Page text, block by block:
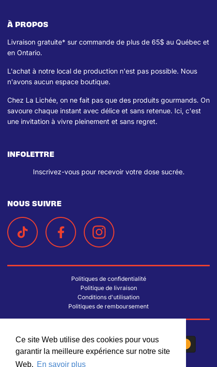
Ce site Web utilise des cookies pour vous
garantir la meilleure expérience sur notre site
Web. En savoir plus
Ce site Web utilise des cookies pour vous
garantir la meilleure expérience sur notre site
Web. En savoir plus
À PROPOS
Livraison gratuite* sur commande de plus de 65$ au Québec et
en Ontario.
L'achat à notre local de production n'est pas possible. Nous
n'avons aucun espace boutique.
Chez La Lichée, on ne fait pas que des produits gourmands. On
savoure chaque instant avec délice et sans retenue. Ici, c'est
une invitation à vivre pleinement et sans regret.
INFOLETTRE
Inscrivez-vous pour recevoir votre dose sucrée.
NOUS SUIVRE
Politiques de confidentialité
Politique de livraison
Conditions d'utilisation
Politiques de remboursement